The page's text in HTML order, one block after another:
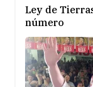
Ley de
número